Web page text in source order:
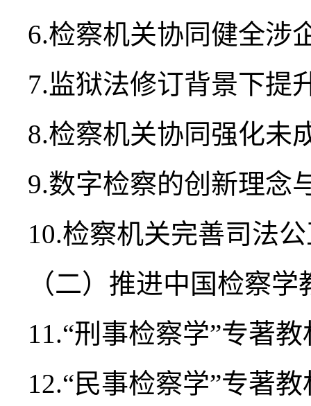
6.检察机关协同健全涉
7.监狱法修订背景下提
8.检察机关协同强化未
9.数字检察的创新理念
10.检察机关完善司法
（二）推进中国检察
11.“刑事检察学”专著
12.“民事检察学”专著